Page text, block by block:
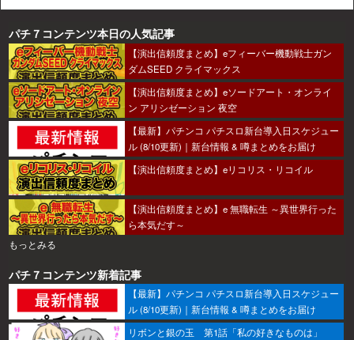
パチ７コンテンツ本日の人気記事
【演出信頼度まとめ】eフィーバー機動戦士ガン
ダムSEED クライマックス
【演出信頼度まとめ】eソードアート・オンライ
ン アリシゼーション 夜空
【最新】パチンコ パチスロ新台導入日スケジュー
ル (8/10更新)｜新台情報 & 噂まとめをお届け
【演出信頼度まとめ】eリコリス・リコイル
【演出信頼度まとめ】e 無職転生 ～異世界行った
ら本気だす～
もっとみる
パチ７コンテンツ新着記事
【最新】パチンコ パチスロ新台導入日スケジュー
ル (8/10更新)｜新台情報 & 噂まとめをお届け
リボンと銀の玉 第1話「私の好きなものは」